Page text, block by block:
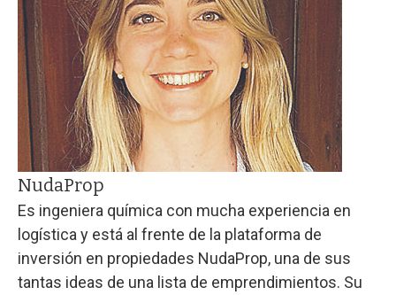
NudaProp
Es ingeniera química con mucha experiencia en
logística y está al frente de la plataforma de
inversión en propiedades NudaProp, una de sus
tantas ideas de una lista de emprendimientos. Su